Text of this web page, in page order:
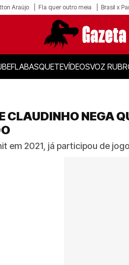
Araújo Fla quer outro meia Brasil x
FLABASQUETEVÍDEOSVOZ
CLAUDINHO NEGA
em 2021, já participou de